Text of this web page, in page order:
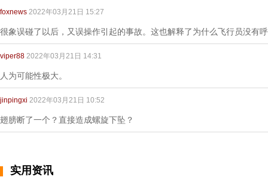
foxnews 2022年03月21日 15:27
很象误碰了以后，又误操作引起的事故。这也解释了为什么飞行员没有
viper88 2022年03月21日 14:31
人为可能性极大。
jinpingxi 2022年03月21日 10:52
翅膀断了一个？直接造成螺旋下坠？
实用资讯